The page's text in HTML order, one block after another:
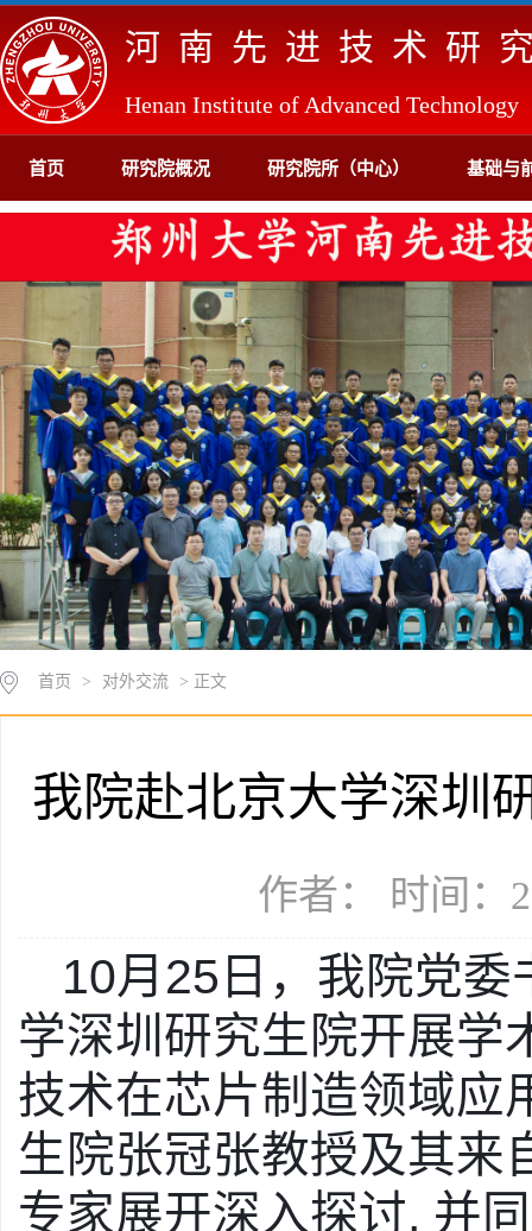
河南先进技术研
Henan Institute of Advanced Technology
首页 研究院概况 研究院所（中心） 基础与
首页 > 对外交流 > 正文
我院赴北京大学深圳
作者： 时间：
10月 25 日，我院党
学深圳研究生院开展学
技术在芯片制造领域应
生院张冠张教授及其来
专家展开深入探讨, 并